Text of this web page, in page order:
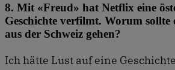
8. Mit «Freud» hat Netflix eine
Geschichte verfilmt. Worum sollte
aus der Schweiz gehen?
Ich hätte Lust auf eine